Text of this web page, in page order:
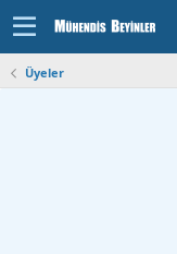
Üyeler